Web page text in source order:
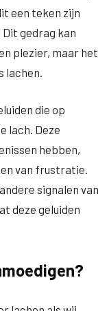
een teken zijn
gedrag kan
plezier, maar het
lachen.
die op
lach. Deze
hebben,
van frustratie.
signalen van
deze geluiden